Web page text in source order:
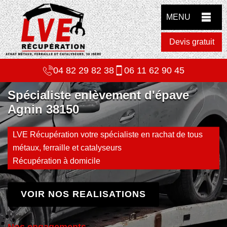
MENU
Devis gratuit
04 82 29 82 38 06 11 62 90 45
Spécialiste enlèvement d'épave
Agnin 38150
LVE Récupération votre spécialiste en rachat de tous
métaux, ferraille et catalyseurs
Récupération à domicile
VOIR NOS REALISATIONS